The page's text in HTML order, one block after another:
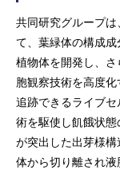
共同研究グループ
て、葉緑体の構成
植物体を開発し、
胞観察技術を高度
追跡できるライブ
術を駆使し飢餓状
が突出した出芽様
体から切り離され